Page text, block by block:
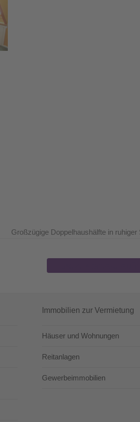
Nächster
Großzügige Doppelhaushälfte in
Immobilien zur Vermietung
Häuser und Wohnungen
Reitanlagen
Gewerbeimmobilien